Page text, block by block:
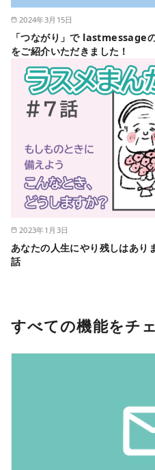
2024年3月15日
「つながり」で lastmessage
をご紹介いただきました！
2023年1月3日
あなたの人生にやり残しはあり
話
すべての機能をチ